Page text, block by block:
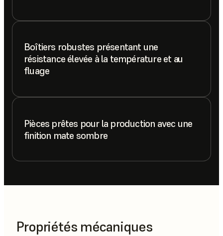
Boîtiers robustes présentant une
résistance élevée à la température et au
fluage
Pièces prêtes pour la production avec une
finition mate sombre
Propriétés mécaniques